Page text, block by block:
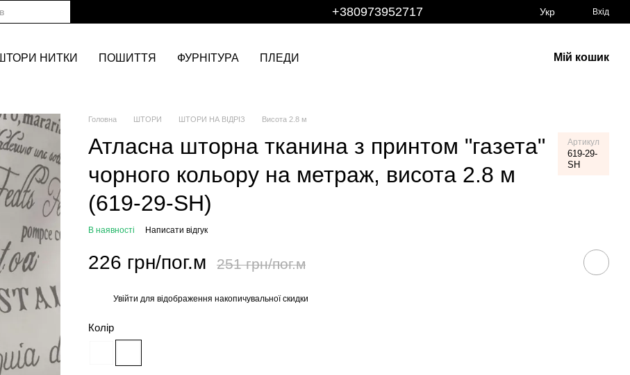
+380973952717 Укр Вхід
НИТКИ ПОШИТТЯ ФУРНІТУРА ПЛЕДИ Мій кошик
Головна ШТОРИ ШТОРИ НА ВІДРІЗ Висота 2.8 м
Атласна шторна тканина з принтом "газета"
чорного кольору на метраж, висота 2.8 м
(619-29-SH)
Артикул
619-29-
SH
В наявності Написати відгук
226 грн/пог.м 251 грн/пог.м
Увійти для відображення накопичувальної скидки
Колір